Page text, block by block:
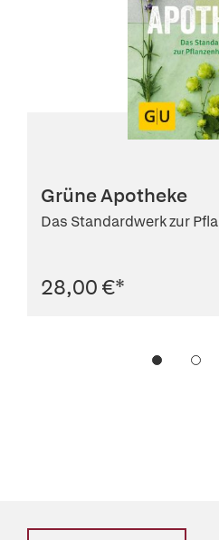
Grüne Apotheke
Das Standardwerk zur
28,00 €*